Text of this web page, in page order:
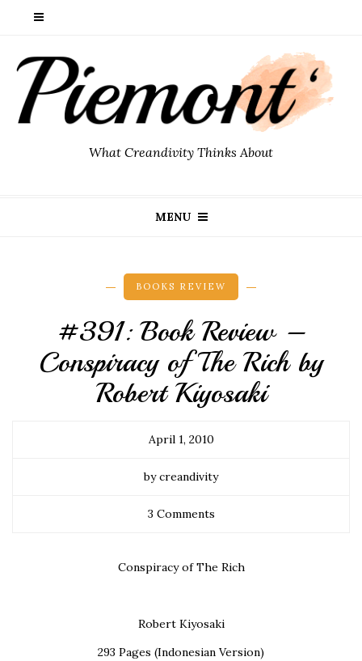
What Creandivity Thinks About
MENU
BOOKS REVIEW
#391: Book Review –
Conspiracy of The Rich by
Robert Kiyosaki
April 1, 2010
by creandivity
3 Comments
Conspiracy of The Rich
Robert Kiyosaki
293 Pages (Indonesian Version)